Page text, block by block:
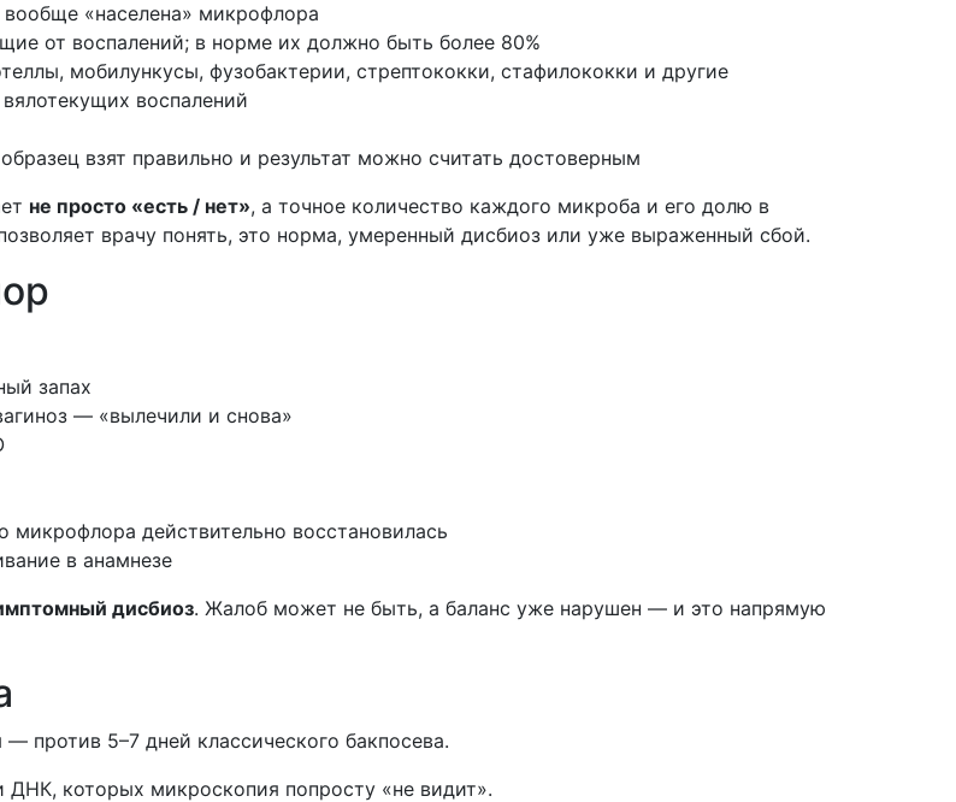
«населена» микрофлора
от воспалений; в норме их должно быть более 80%
мобилункусы, фузобактерии, стрептококки, стафилококки и другие
воспалений
взят правильно и результат можно считать достоверным
не просто «есть / нет», а точное количество каждого микроба и его долю в
врачу понять, это норма, умеренный дисбиоз или уже выраженный сбой.
запах
— «вылечили и снова»
микрофлора действительно восстановилась
в анамнезе
дисбиоз. Жалоб может не быть, а баланс уже нарушен — и это напрямую
против 5–7 дней классического бакпосева.
которых микроскопия попросту «не видит».